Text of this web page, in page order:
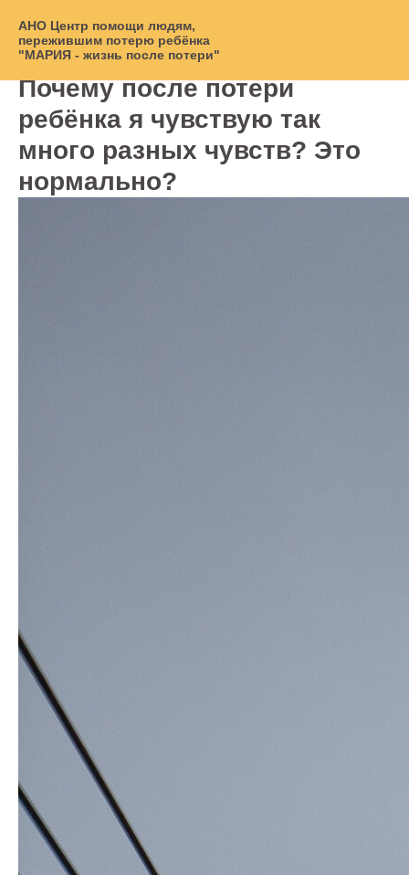
АНО Центр помощи людям,
пережившим потерю ребёнка
"МАРИЯ - жизнь после потери"
Почему после потери
ребёнка я чувствую так
много разных чувств? Это
нормально?